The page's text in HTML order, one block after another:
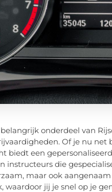
onderdeel van
Of je nu
biedt een
instructeurs die
maar ook
waardoor jij je snel op je